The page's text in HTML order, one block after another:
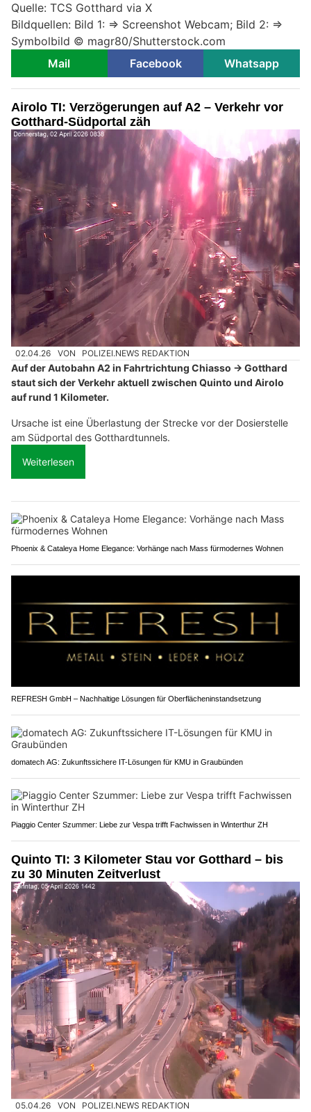
Quelle: TCS Gotthard via X
Bildquellen: Bild 1: => Screenshot Webcam; Bild 2: =>
Symbolbild © magr80/Shutterstock.com
Mail
Facebook Whatsapp
Airolo TI: Verzögerungen auf A2 – Verkehr vor
Gotthard-Südportal zäh
02.04.26 VON POLIZEI.NEWS REDAKTION
Auf der Autobahn A2 in Fahrtrichtung Chiasso → Gotthard
staut sich der Verkehr aktuell zwischen Quinto und Airolo
auf rund 1 Kilometer.
Ursache ist eine Überlastung der Strecke vor der Dosierstelle
am Südportal des Gotthardtunnels.
Weiterlesen
Phoenix & Cataleya Home Elegance: Vorhänge nach Mass fürmodernes Wohnen
REFRESH GmbH – Nachhaltige Lösungen für Oberflächeninstandsetzung
domatech AG: Zukunftssichere IT-Lösungen für KMU in Graubünden
Piaggio Center Szummer: Liebe zur Vespa trifft Fachwissen in Winterthur ZH
Quinto TI: 3 Kilometer Stau vor Gotthard – bis
zu 30 Minuten Zeitverlust
05.04.26 VON POLIZEI.NEWS REDAKTION